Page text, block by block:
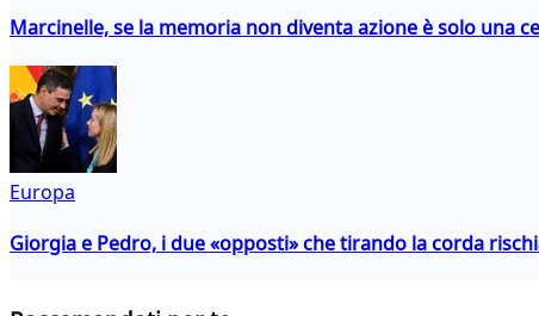
Marcinelle, se la memoria non diventa azione è solo una
Europa
Giorgia e Pedro, i due «opposti» che tirando la corda